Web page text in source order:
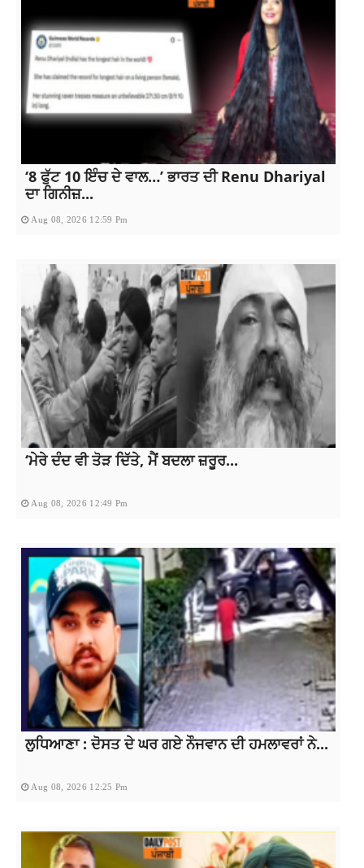
‘8 ਫੁੱਟ 10 ਇੰਚ ਦੇ ਵਾਲ…’ ਭਾਰਤ ਦੀ Renu Dhariyal
ਦਾ ਗਿਨੀਜ਼...
Aug 08, 2026 12:59 Pm
‘ਮੇਰੇ ਦੰਦ ਵੀ ਤੋੜ ਦਿੱਤੇ, ਮੈਂ ਬਦਲਾ ਜ਼ਰੂਰ...
Aug 08, 2026 12:49 Pm
ਲੁਧਿਆਣਾ : ਦੋਸਤ ਦੇ ਘਰ ਗਏ ਨੌਜਵਾਨ ਦੀ ਹਮਲਾਵਰਾਂ ਨੇ...
Aug 08, 2026 12:25 Pm